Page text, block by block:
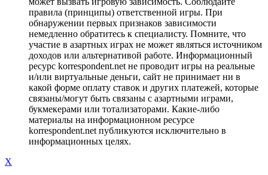
правила (принципы) ответственной игры. При
обнаружении первых признаков зависимости
немедленно обратитесь к специалисту. Помните, что
участие в азартных играх не может являться источником
доходов или альтернативой работе. Информационный
ресурс korrespondent.net не проводит игры на реальные
и/или виртуальные деньги, сайт не принимает ни в
какой форме оплату ставок и других платежей, которые
связаны/могут быть связаны с азартными играми,
букмекерами или тотализаторами. Какие-либо
материалы на информационном ресурсе
korrespondent.net публикуются исключительно в
информационных целях.
X